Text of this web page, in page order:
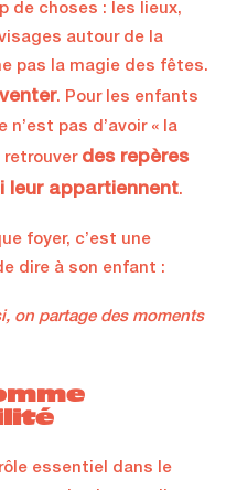
de choses : les lieux,
autour de la
pas la magie des fêtes.
. Pour les enfants
pas d’avoir « la
retrouver des repères
leur appartiennent.
foyer, c’est une
dire à son enfant :
on partage des moments
essentiel dans le